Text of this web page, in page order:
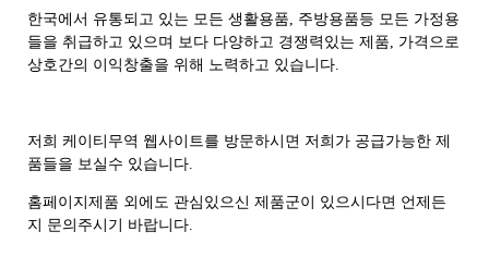
한국에서 유통되고 있는 모든 생활용품, 주방용품등 모든 가정용
들을 취급하고 있으며 보다 다양하고 경쟁력있는 제품, 가격으로
상호간의 이익창출을 위해 노력하고 있습니다.
저희 케이티무역 웹사이트를 방문하시면 저희가 공급가능한 제
품들을 보실수 있습니다.
홈페이지제품 외에도 관심있으신 제품군이 있으시다면 언제든
지 문의주시기 바랍니다.